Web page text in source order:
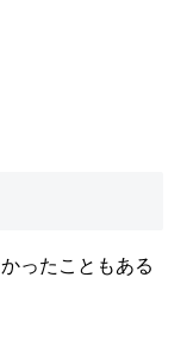
ったこともある